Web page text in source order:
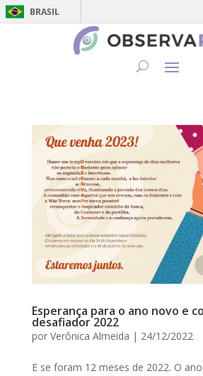
BRASIL
Esperança para o ano novo e
desafiador 2022
por Verônica Almeida | 24/12/2022
E se foram 12 meses de 2022. O